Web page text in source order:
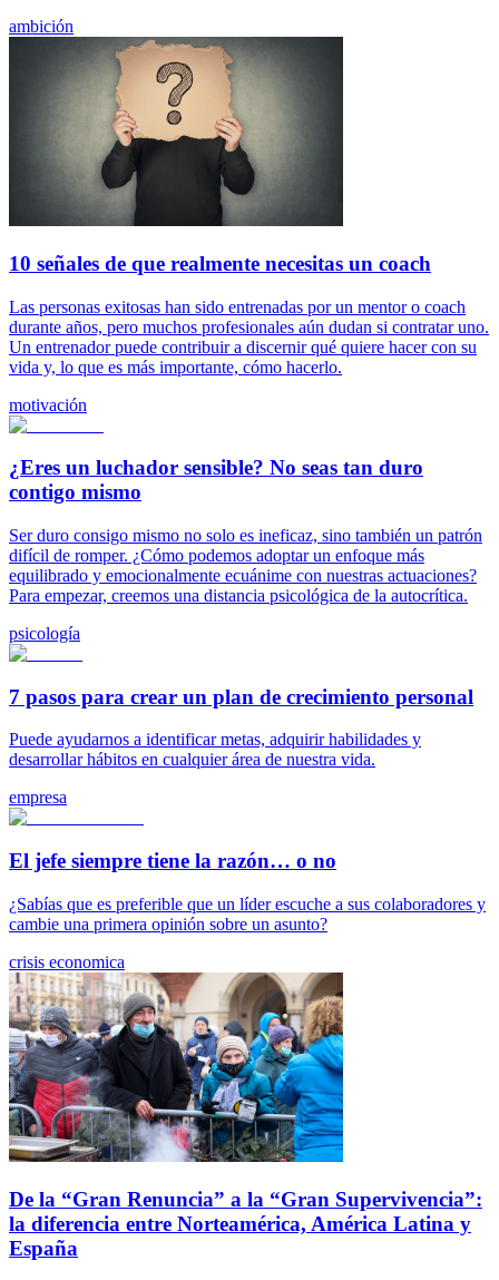
ambición
10 señales de que realmente necesitas un coach
Las personas exitosas han sido entrenadas por un mentor o coach
durante años, pero muchos profesionales aún dudan si contratar uno.
Un entrenador puede contribuir a discernir qué quiere hacer con su
vida y, lo que es más importante, cómo hacerlo.
motivación
¿Eres un luchador sensible? No seas tan duro
contigo mismo
Ser duro consigo mismo no solo es ineficaz, sino también un patrón
difícil de romper. ¿Cómo podemos adoptar un enfoque más
equilibrado y emocionalmente ecuánime con nuestras actuaciones?
Para empezar, creemos una distancia psicológica de la autocrítica.
psicología
7 pasos para crear un plan de crecimiento personal
Puede ayudarnos a identificar metas, adquirir habilidades y
desarrollar hábitos en cualquier área de nuestra vida.
empresa
El jefe siempre tiene la razón… o no
¿Sabías que es preferible que un líder escuche a sus colaboradores y
cambie una primera opinión sobre un asunto?
crisis economica
De la “Gran Renuncia” a la “Gran Supervivencia”:
la diferencia entre Norteamérica, América Latina y
España